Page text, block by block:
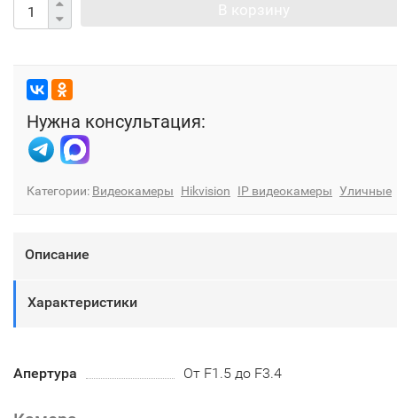
Нужна консультация:
Категории: Видеокамеры Hikvision IP видеокамеры Уличные
Описание
Характеристики
Апертура От F1.5 до F3.4